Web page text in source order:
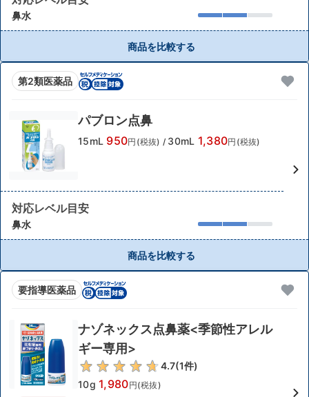
鼻水
商品を比較する
第2類医薬品
パブロン点鼻
15mL 950円(税抜) / 30mL 1,380円(税抜)
対応レベル目安
鼻水
商品を比較する
要指導医薬品
ナゾネックス点鼻薬<季節性アレル
ギー専用>
4.7(1件)
10g 1,980円(税抜)